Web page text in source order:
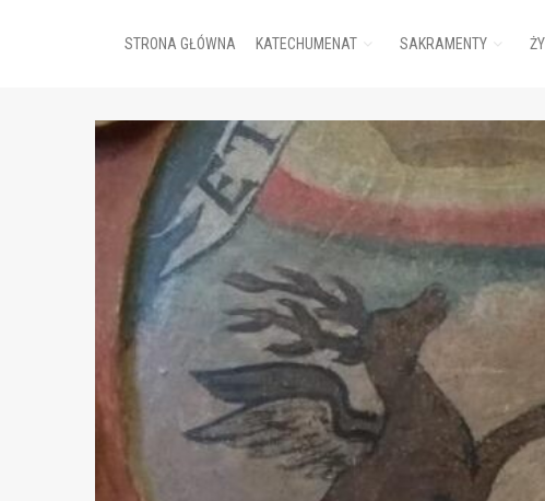
STRONA GŁÓWNA KATECHUMENAT SAKRAMENTY